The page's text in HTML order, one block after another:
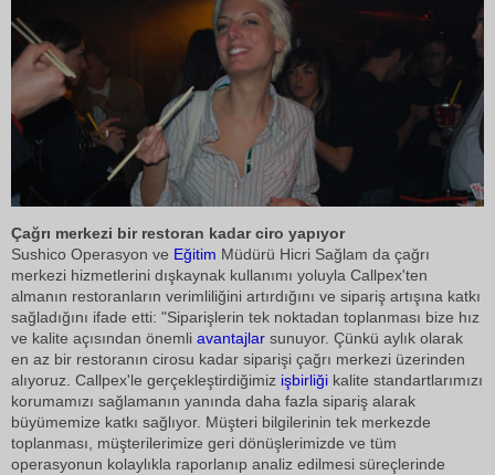
Çağrı merkezi bir restoran kadar ciro yapıyor
Sushico Operasyon ve Eğitim Müdürü Hicri Sağlam da çağrı
merkezi hizmetlerini dışkaynak kullanımı yoluyla Callpex'ten
almanın restoranların verimliliğini artırdığını ve sipariş artışına katkı
sağladığını ifade etti: "Siparişlerin tek noktadan toplanması bize hız
ve kalite açısından önemli avantajlar sunuyor. Çünkü aylık olarak
en az bir restoranın cirosu kadar siparişi çağrı merkezi üzerinden
alıyoruz. Callpex'le gerçekleştirdiğimiz işbirliği kalite standartlarımızı
korumamızı sağlamanın yanında daha fazla sipariş alarak
büyümemize katkı sağlıyor. Müşteri bilgilerinin tek merkezde
toplanması, müşterilerimize geri dönüşlerimizde ve tüm
operasyonun kolaylıkla raporlanıp analiz edilmesi süreçlerinde